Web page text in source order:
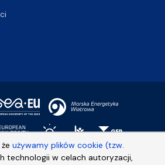
żeużywamy plików cookie (tzw.
technologii w celach autoryzacji,